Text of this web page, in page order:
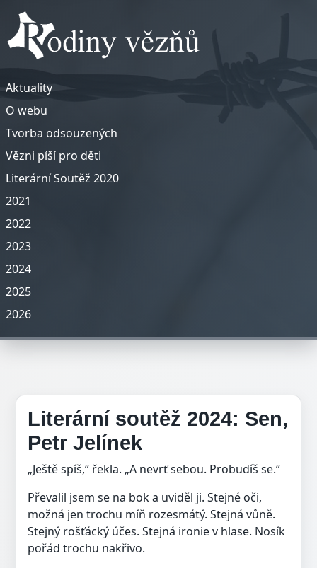
Aktuality
O webu
Tvorba odsouzených
Vězni píší pro děti
Literární Soutěž 2020
2021
2022
2023
2024
2025
2026
Literární soutěž 2024: Sen,
Petr Jelínek
„Ještě spíš,“ řekla. „A nevrť sebou. Probudíš se.“
Převalil jsem se na bok a uviděl ji. Stejné oči,
možná jen trochu míň rozesmátý. Stejná vůně.
Stejný rošťácký účes. Stejná ironie v hlase. Nosík
pořád trochu nakřivo.